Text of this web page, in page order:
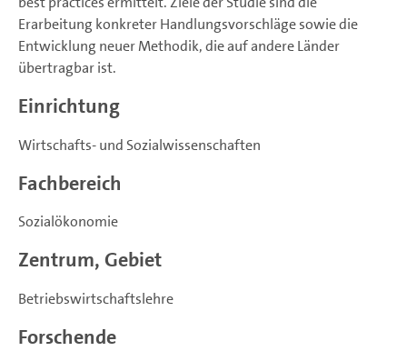
Erarbeitung konkreter Handlungsvorschläge sowie die
Entwicklung neuer Methodik, die auf andere Länder
übertragbar ist.
Einrichtung
Wirtschafts- und Sozialwissenschaften
Fachbereich
Sozialökonomie
Zentrum, Gebiet
Betriebswirtschaftslehre
Forschende